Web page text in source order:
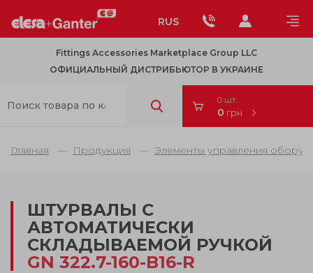
RUS
Fittings Accessories Marketplace Group LLC
ОФИЦИАЛЬНЫЙ ДИСТРИБЬЮТОР В УКРАИНЕ
0 шт.
0 грн
Главная Продукция Элементы управления
ШТУРВАЛЫ С
АВТОМАТИЧЕСКИ
СКЛАДЫВАЕМОЙ РУЧКОЙ
GN 322.7-160-B16-R